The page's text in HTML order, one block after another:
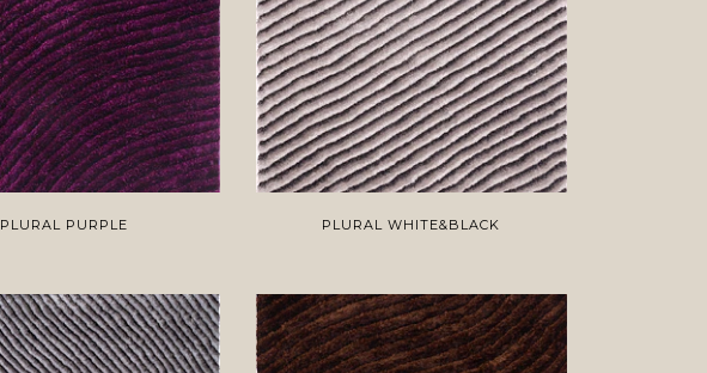
PLURAL PURPLE PLURAL WHITE&BLACK